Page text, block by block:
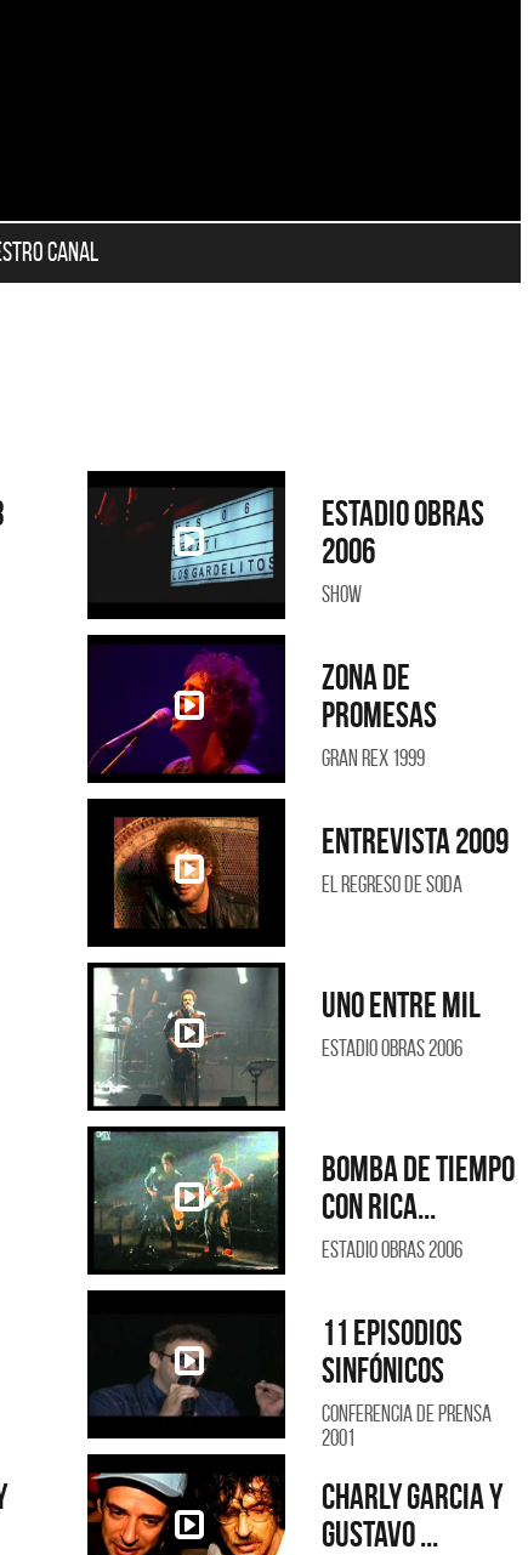
canal
Estadio Obras
2006
Show
Zona de
promesas
Gran Rex 1999
Entrevista 2009
El Regreso de Soda
Uno entre mil
Estadio Obras 2006
Bomba de tiempo
con Rica...
Estadio Obras 2006
11 Episodios
Sinfónicos
Conferencia de Prensa
2001
Charly Garcia y
Gustavo ...